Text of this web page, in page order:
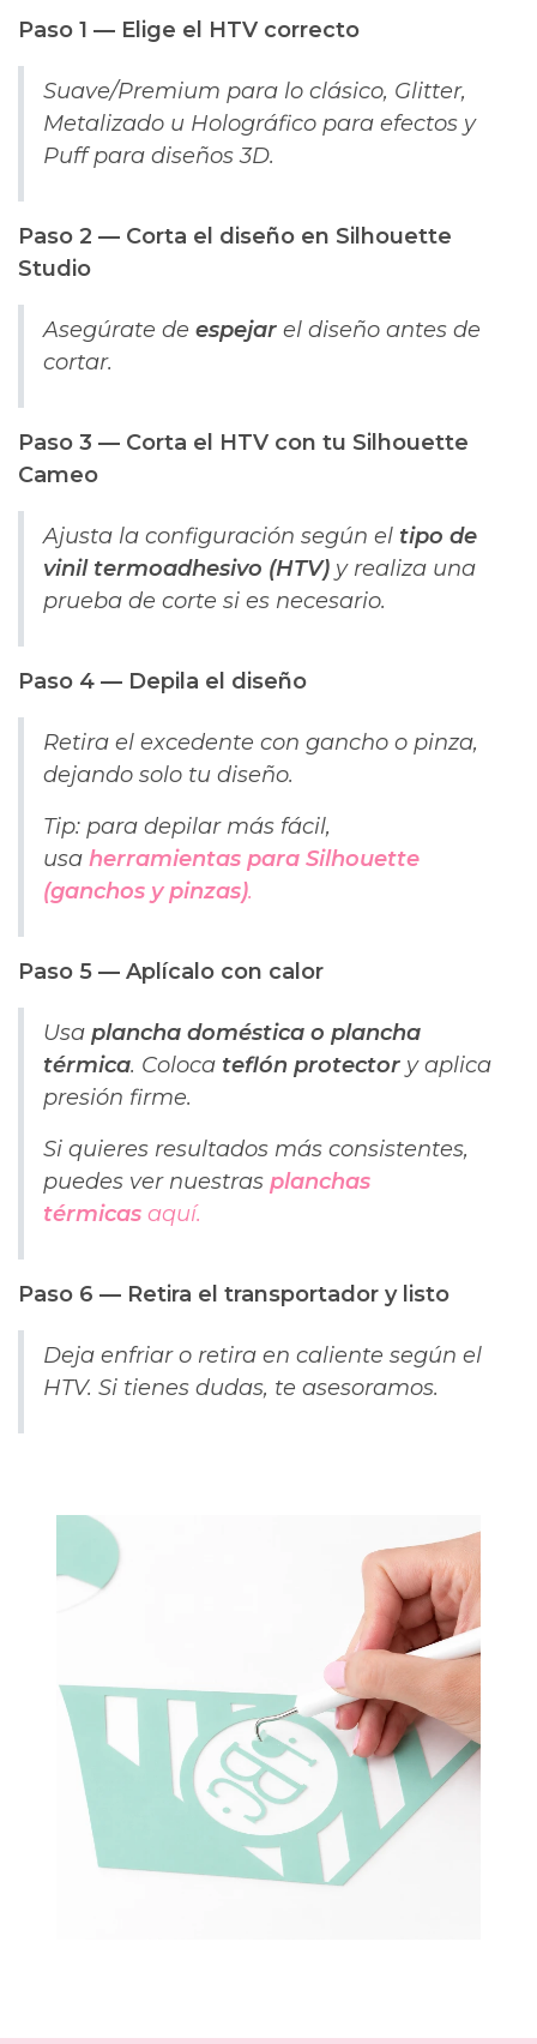
Paso 1 — Elige el HTV correcto
Suave/Premium para lo clásico, Glitter,
Metalizado u Holográfico para efectos y
Puff para diseños 3D.
Paso 2 — Corta el diseño en Silhouette
Studio
Asegúrate de espejar el diseño antes de
cortar.
Paso 3 — Corta el HTV con tu Silhouette
Cameo
Ajusta la configuración según el tipo de
vinil termoadhesivo (HTV) y realiza una
prueba de corte si es necesario.
Paso 4 — Depila el diseño
Retira el excedente con gancho o pinza,
dejando solo tu diseño.
Tip: para depilar más fácil,
usa herramientas para Silhouette
(ganchos y pinzas).
Paso 5 — Aplícalo con calor
Usa plancha doméstica o plancha
térmica. Coloca teflón protector y aplica
presión firme.
Si quieres resultados más consistentes,
puedes ver nuestras planchas
térmicas aquí.
Paso 6 — Retira el transportador y listo
Deja enfriar o retira en caliente según el
HTV. Si tienes dudas, te asesoramos.